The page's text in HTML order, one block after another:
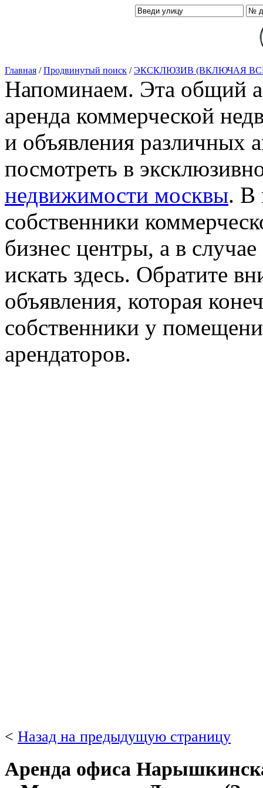
Главная /Продвинутый поиск /ЭКСКЛЮЗИВ (ВКЛЮЧАЯ
Напоминаем. Эта общий
аренда коммерческой
и объявления различных
посмотреть в
недвижимости москвы. В
собственники
бизнес центры, а в случае
искать здесь. Обратите
объявления, которая
собственники у
арендаторов.
< Назад на предыдущую страницу
Аренда офиса